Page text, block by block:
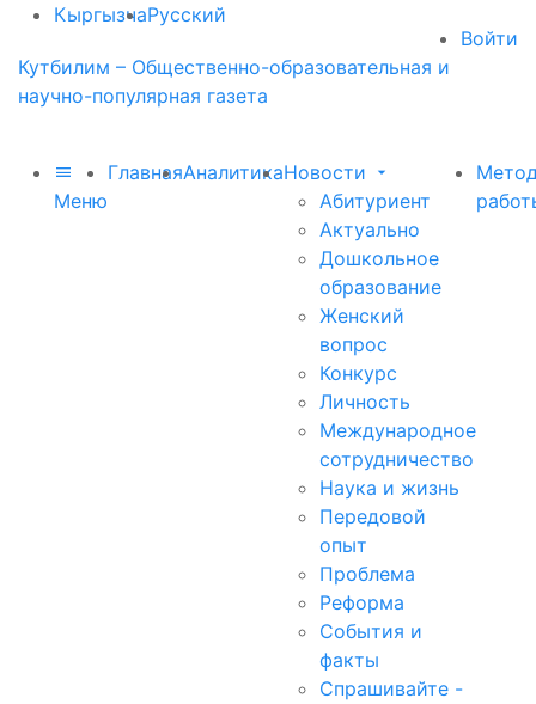
КыргызчаРусский
Войти
Кутбилим – Общественно-образовательная и
научно-популярная газета
Меню
ГлавнаяАналитикаНовости
Абитуриент
Актуально
Дошкольное
образование
Женский
вопрос
Конкурс
Личность
Международное
сотрудничество
Наука и жизнь
Передовой
опыт
Проблема
Реформа
События и
факты
Спрашивайте -